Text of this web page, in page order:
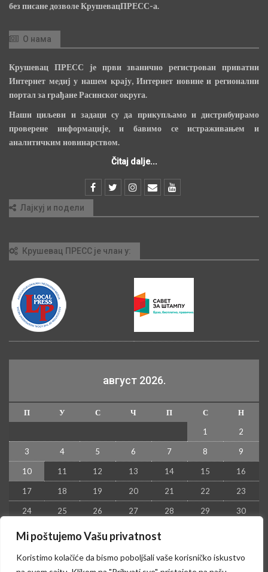
Mi poštujemo Vašu privatnost
Koristimo kolačiće da bismo poboljšali vaše korisničko iskustvo
без писане дозволе КрушевацПРЕСС-а.
О нама
Крушевац ПРЕСС је први званично регистрован приватни
Интернет медиј у нашем крају, Интернет новине и регионални
портал за грађане Расинског округа.
Наши циљеви и задаци су да прикупљамо и дистрибуирамо
проверене информације, и бавимо се истраживањем и
аналитичким новинарством.
Čitaj dalje...
Лајкуј и подели
Крушевац ПРЕСС је члан у:
август 2026.
П У С Ч П С
Н
1
2
3 4 5 6 7 8 9
10 11 12 13 14 15 16
17 18 19 20 21 22 23
24 25 26 27 28 29 30
31